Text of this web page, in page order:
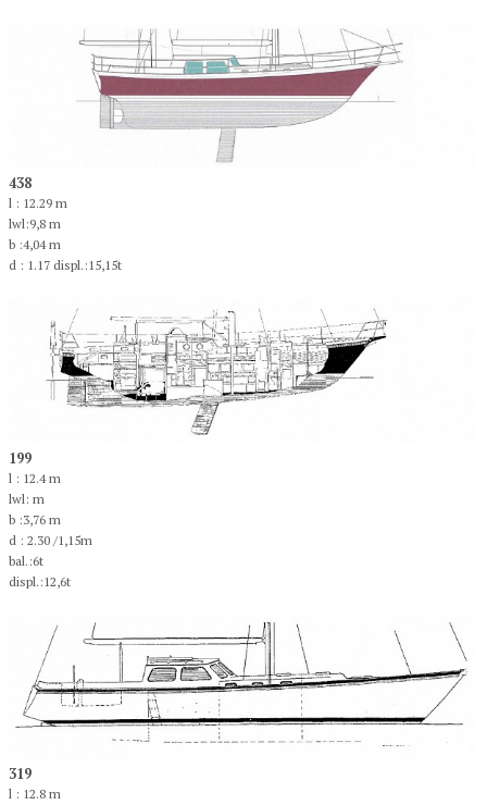
438
l : 12.29 m
lwl:9,8 m
b :4,04 m
d : 1.17 displ.:15,15t
199
l : 12.4 m
lwl: m
b :3,76 m
d : 2.30 /1,15m
bal.:6t
displ.:12,6t
319
l : 12.8 m